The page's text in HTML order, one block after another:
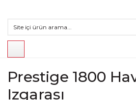
Prestige 1800
Izgarası